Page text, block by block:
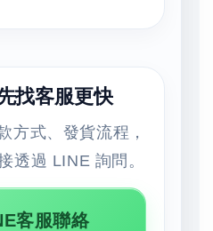
找客服更快
方式、發貨流程，
透過 LINE 詢問。
客服聯絡